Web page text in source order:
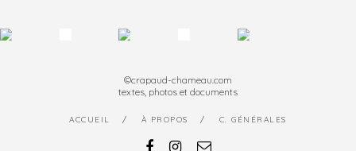
©crapaud-chameau.com
textes, photos et documents
ACCUEIL À PROPOS C. GÉNÉRALES